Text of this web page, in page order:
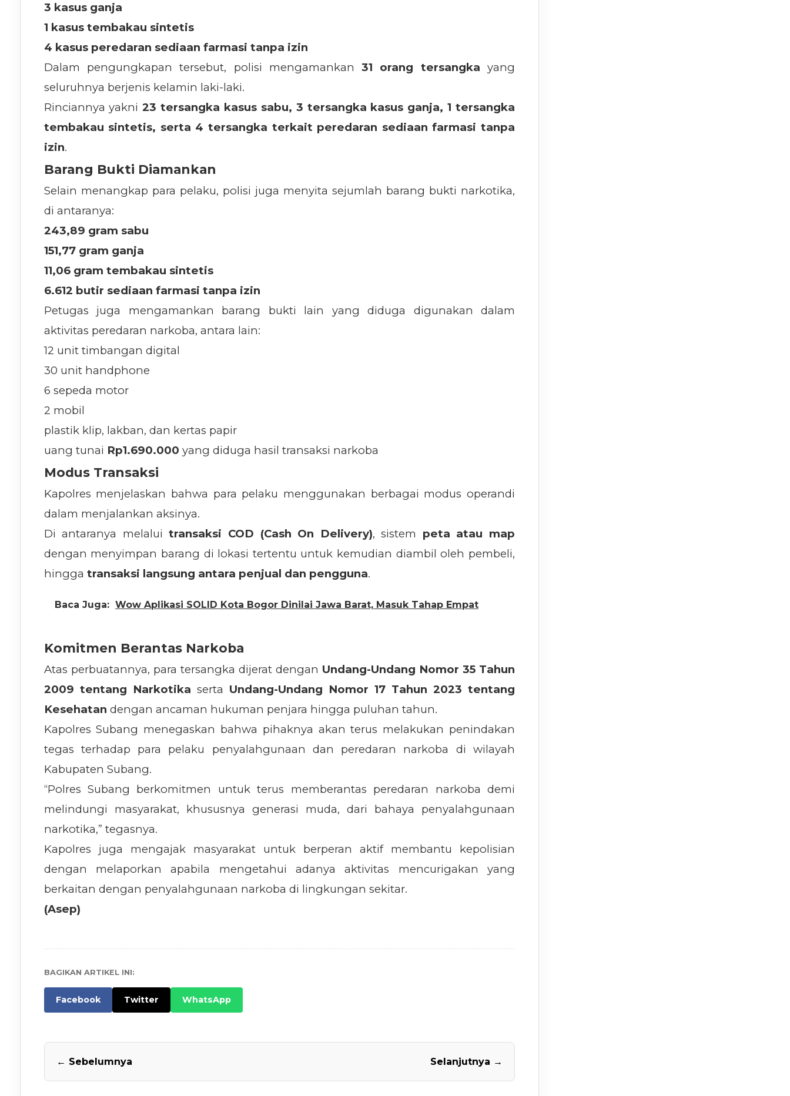
3 kasus ganja
1 kasus tembakau sintetis
4 kasus peredaran sediaan farmasi tanpa izin
Dalam pengungkapan tersebut, polisi mengamankan31 orang tersangka yang
seluruhnya berjenis kelamin laki-laki.
Rinciannya yakni23 tersangka kasus sabu, 3 tersangka kasus ganja, 1 tersangka
tembakau sintetis, serta 4 tersangka terkait peredaran sediaan farmasi tanpa
izin.
Barang Bukti Diamankan
Selain menangkap para pelaku, polisi juga menyita sejumlah barang bukti narkotika,
di antaranya:
243,89 gram sabu
151,77 gram ganja
11,06 gram tembakau sintetis
6.612 butir sediaan farmasi tanpa izin
Petugas juga mengamankan barang bukti lain yang diduga digunakan dalam
aktivitas peredaran narkoba, antara lain:
12 unit timbangan digital
30 unit handphone
6 sepeda motor
2 mobil
plastik klip, lakban, dan kertas papir
uang tunai Rp1.690.000 yang diduga hasil transaksi narkoba
Modus Transaksi
Kapolres menjelaskan bahwa para pelaku menggunakan berbagai modus operandi
dalam menjalankan aksinya.
Di antaranya melaluitransaksi COD (Cash On Delivery), sistem peta atau map
dengan menyimpan barang di lokasi tertentu untuk kemudian diambil oleh pembeli,
hingga transaksi langsung antara penjual dan pengguna.
Baca Juga: Wow Aplikasi SOLID Kota Bogor Dinilai Jawa Barat, Masuk Tahap Empat
Komitmen Berantas Narkoba
Atas perbuatannya, para tersangka dijerat dengan Undang-Undang Nomor 35 Tahun
2009 tentang Narkotika serta Undang-Undang Nomor 17 Tahun 2023 tentang
Kesehatan dengan ancaman hukuman penjara hingga puluhan tahun.
Kapolres Subang menegaskan bahwa pihaknya akan terus melakukan penindakan
tegas terhadap para pelaku penyalahgunaan dan peredaran narkoba di wilayah
Kabupaten Subang.
“Polres Subang berkomitmen untuk terus memberantas peredaran narkoba demi
melindungi masyarakat, khususnya generasi muda, dari bahaya penyalahgunaan
narkotika,” tegasnya.
Kapolres juga mengajak masyarakat untuk berperan aktif membantu kepolisian
dengan melaporkan apabila mengetahui adanya aktivitas mencurigakan yang
berkaitan dengan penyalahgunaan narkoba di lingkungan sekitar.
(Asep)
BAGIKAN ARTIKEL INI:
Facebook Twitter WhatsApp
← Sebelumnya Selanjutnya →